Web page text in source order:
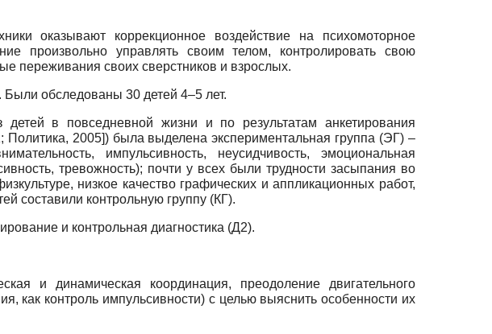
оказывают коррекционное воздействие на психомоторное
произвольно управлять своим телом, контролировать свою
переживания своих сверстников и взрослых.
обследованы 30 детей 4–5 лет.
в повседневной жизни и по результатам анкетирования
; Политика, 2005]) была выделена экспериментальная группа (ЭГ) –
импульсивность, неусидчивость, эмоциональная
тревожность); почти у всех были трудности засыпания во
низкое качество графических и аппликационных работ,
составили контрольную группу (КГ).
и контрольная диагностика (Д2).
и динамическая координация, преодоление двигательного
как контроль импульсивности) с целью выяснить особенности их